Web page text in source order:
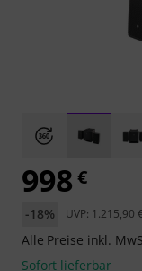
998 €
-18% UVP: 1.215,90 €
Alle Preise inkl.
Sofort lieferbar